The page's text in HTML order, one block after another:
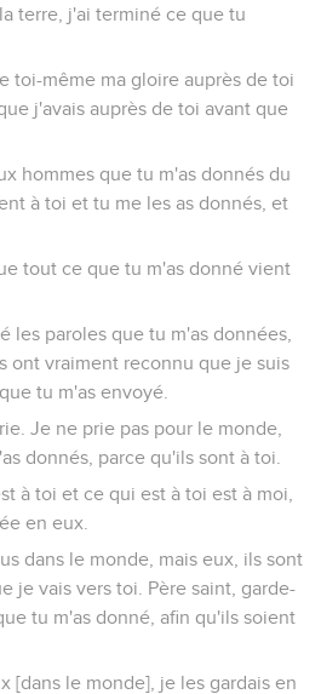
terre, j'ai terminé ce que tu
toi-même ma gloire auprès de toi
j'avais auprès de toi avant que
hommes que tu m'as donnés du
à toi et tu me les as donnés, et
tout ce que tu m'as donné vient
les paroles que tu m'as données,
ont vraiment reconnu que je suis
tu m'as envoyé.
Je ne prie pas pour le monde,
donnés, parce qu'ils sont à toi.
à toi et ce qui est à toi est à moi,
en eux.
dans le monde, mais eux, ils sont
je vais vers toi. Père saint, garde-
tu m'as donné, afin qu'ils soient
[dans le monde], je les gardais en